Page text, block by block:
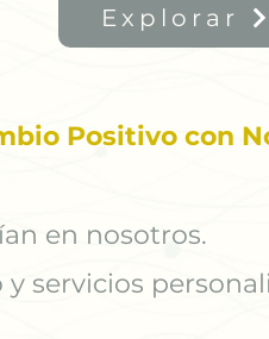
Explorar
Positivo con
en nosotros.
servicios